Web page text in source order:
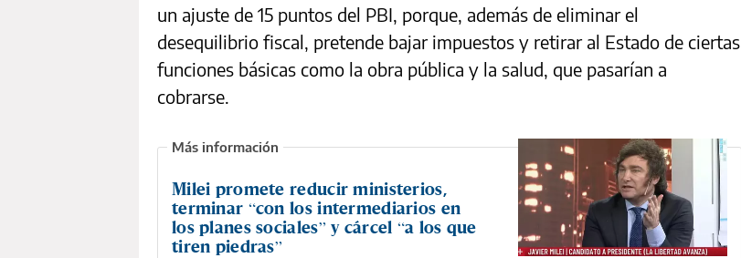
un ajuste de 15 puntos del PBI, porque, además de eliminar el
desequilibrio fiscal, pretende bajar impuestos y retirar al Estado de ciertas
funciones básicas como la obra pública y la salud, que pasarían a
cobrarse.
Milei promete reducir ministerios,
terminar “con los intermediarios en
los planes sociales” y cárcel “a los que
tiren piedras”